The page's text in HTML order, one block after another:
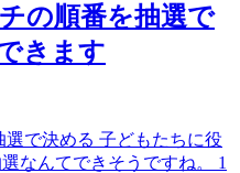
の順番を抽選で
きます
で決める 子どもたちに役
なんてできそうですね。 1